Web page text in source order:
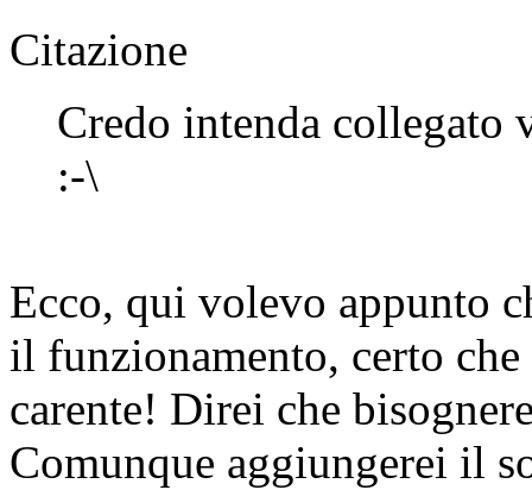
Citazione
Credo intenda collegato
:-\
Ecco, qui volevo appunto
il funzionamento, certo
carente! Direi che
Comunque aggiungerei il